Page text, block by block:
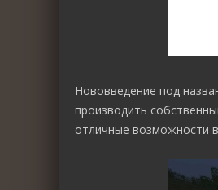
Нововведение под
производить
отличные возможности